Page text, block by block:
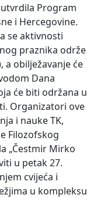
Program
i Hercegovine.
se aktivnosti
praznika održe
a obilježavanje će
Dana
će biti održana u
Organizatori ove
i nauke TK,
Filozofskog
„Čestmir Mirko
u petak 27.
cvijeća i
u kompleksu